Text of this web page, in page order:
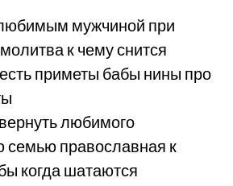
мужчиной при
к чему снится
приметы бабы нины про
любимого
семью православная к
когда шатаются